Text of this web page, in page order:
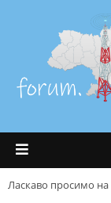
Ласкаво просимо на